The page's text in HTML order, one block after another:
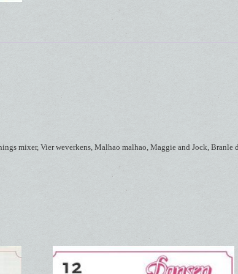
mixer, Vier weverkens, Malhao malhao, Maggie and Jock, Branle